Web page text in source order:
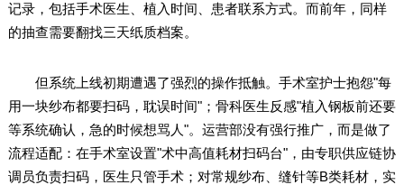
记录，包括手术医生、植入时间、患者联系方式。而前年，同样
的抽查需要翻找三天纸质档案。
但系统上线初期遭遇了强烈的操作抵触。手术室护士抱怨"每
用一块纱布都要扫码，耽误时间"；骨科医生反感"植入钢板前还要
等系统确认，急的时候想骂人"。运营部没有强行推广，而是做了
流程适配：在手术室设置"术中高值耗材扫码台"，由专职供应链协
调员负责扫码，医生只管手术；对常规纱布、缝针等B类耗材，实